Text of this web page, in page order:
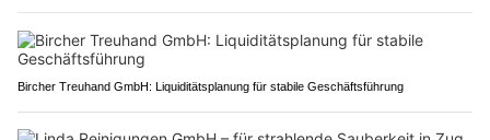
Bircher Treuhand GmbH: Liquiditätsplanung für stabile Geschäftsführung